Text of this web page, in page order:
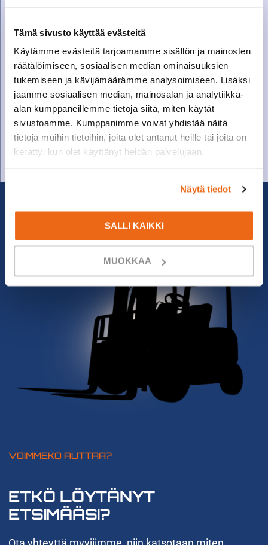
Tämä sivusto käyttää evästeitä
Käytämme evästeitä tarjoamamme sisällön ja mainosten
räätälöimiseen, sosiaalisen median ominaisuuksien
tukemiseen ja kävijämäärämme analysoimiseen. Lisäksi
jaamme sosiaalisen median, mainosalan ja analytiikka-
alan kumppaneillemme tietoja siitä, miten käytät
sivustoamme. Kumppanimme voivat yhdistää näitä
tietoja muihin tietoihin, joita olet antanut heille tai joita on
kerätty, kun olet käyttänyt heidän palvelujaan.
Näytä tiedot
SALLI KAIKKI
MUOKKAA
SOITA VARAOSAMYYNTIIN
Varaosamyynti
varaosat@suomenkonetalo.fi
VOIMMEKO AUTTAA?
ETKÖ LÖYTÄNYT
ETSIMÄÄSI?